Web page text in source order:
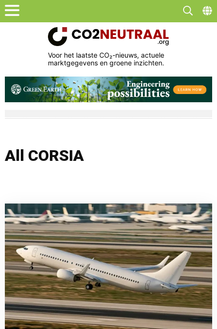
Voor het laatste CO₂-nieuws, actuele
marktgegevens en groene inzichten.
All CORSIA